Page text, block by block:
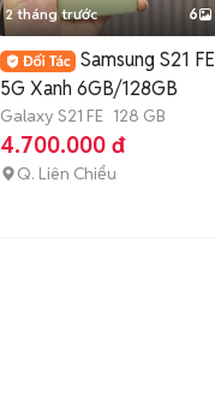
2 tháng trước 6
Samsung S21 FE
5G Xanh 6GB/128GB
Galaxy S21 FE 128 GB
4.700.000 đ
Q. Liên Chiểu